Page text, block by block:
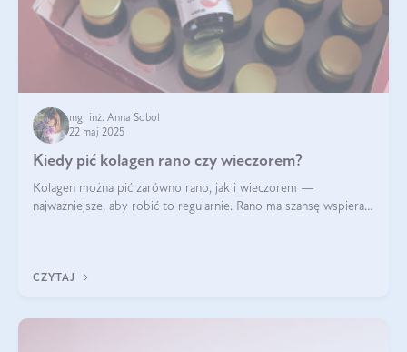
mgr inż. Anna Sobol
22 maj 2025
Kiedy pić kolagen rano czy wieczorem?
Kolagen można pić zarówno rano, jak i wieczorem —
najważniejsze, aby robić to regularnie. Rano ma szansę wspierać
CZYTAJ